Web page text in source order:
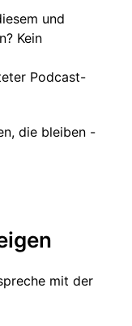
und
Kein
Podcast-
die bleiben -
mit der